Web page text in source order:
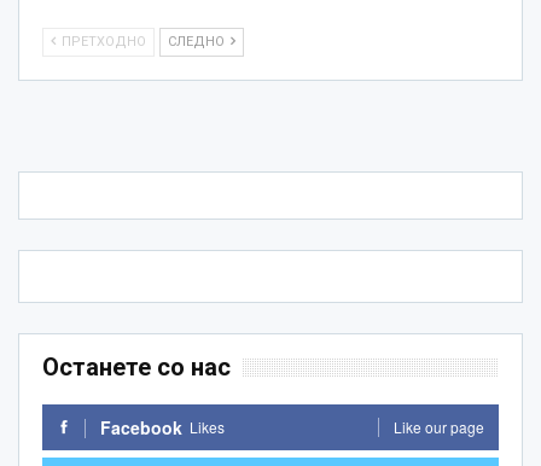
ПРЕТХОДНО СЛЕДНО
Останете со нас
Facebook Likes Like our page